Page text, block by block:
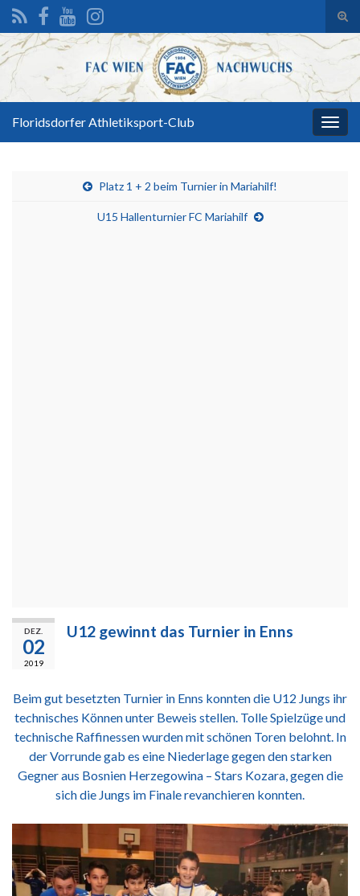
Search for:
Floridsdorfer Athletiksport-Club
Platz 1 + 2 beim Turnier in Mariahilf!
U15 Hallenturnier FC Mariahilf
DEZ.
02
2019
U12 gewinnt das Turnier in Enns
Beim gut besetzten Turnier in Enns konnten die U12 Jungs ihr
technisches Können unter Beweis stellen. Tolle Spielzüge und
technische Raffinessen wurden mit schönen Toren belohnt. In
der Vorrunde gab es eine Niederlage gegen den starken
Gegner aus Bosnien Herzegowina – Stars Kozara, gegen die
sich die Jungs im Finale revanchieren konnten.